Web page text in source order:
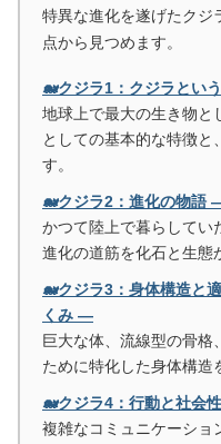
特異な進化を遂げたクジ
点から見つめます。
🐋クジラ1：クジラとい
地球上で最大の生き物と
としての基本的な特徴と
す。
🐋クジラ2：進化の物語
かつて陸上で暮らしてい
進化の道筋を化石と生態
🐋クジラ3：身体構造と
くみ ―
巨大な体、流線型の骨格
ために特化した身体構造
🐋クジラ4：行動と社会
複雑なコミュニケーショ